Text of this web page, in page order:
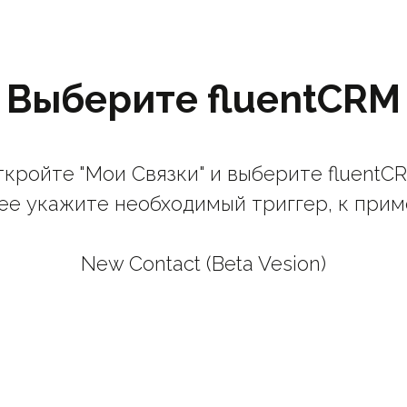
Выберите fluentCRM
"Мои Связки" и выберите
укажите необходимый триггер, к
New Contact (Beta Vesion)